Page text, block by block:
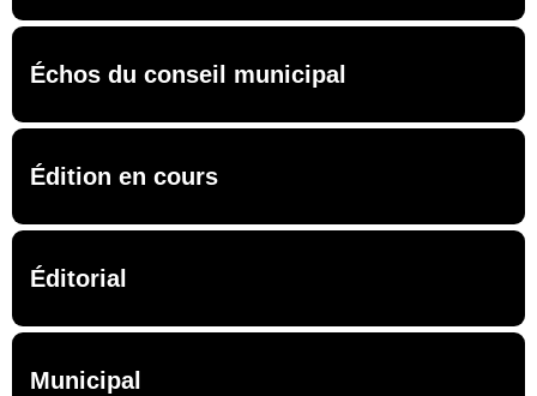
Échos du conseil municipal
Édition en cours
Éditorial
Municipal